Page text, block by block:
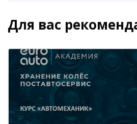
Пропустить [Cocoon] Похожие
Для вас